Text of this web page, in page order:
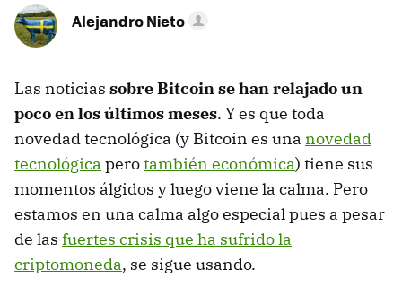
Alejandro Nieto
Las noticias sobre Bitcoin se han relajado un
poco en los últimos meses. Y es que toda
novedad tecnológica (y Bitcoin es una novedad
tecnológica perotambién económica) tiene sus
momentos álgidos y luego viene la calma. Pero
estamos en una calma algo especial pues a pesar
de las fuertes crisis que ha sufrido la
criptomoneda, se sigue usando.